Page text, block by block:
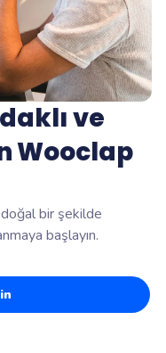
ve
Wooclap
doğal bir şekilde
başlayın.